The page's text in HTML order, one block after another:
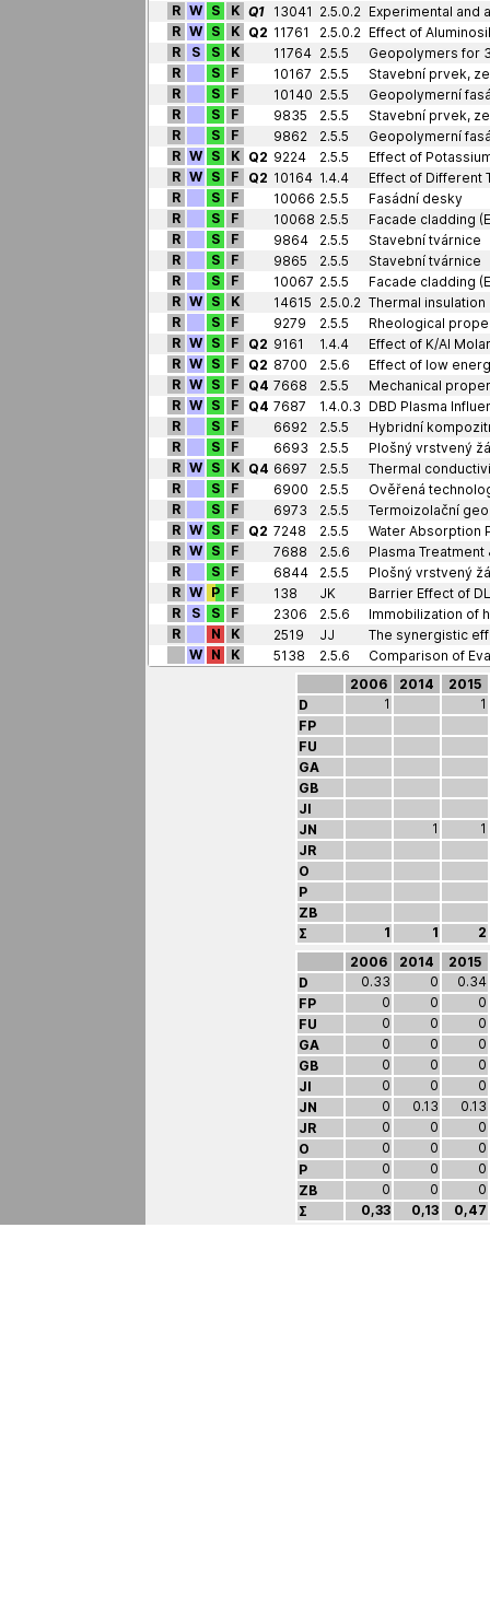
R W S K Q1 13041 2.5.0.2
R W S K Q2 11761
2.5.0.2
R
S S K 11764 2.5.5
Geopolymers for
R
S F 10167 2.5.5
Stavební prvek,
R
S F 10140 2.5.5
Geopolymerní
R
S F 9835 2.5.5
Stavební prvek,
R
S F 9862 2.5.5
Geopolymerní
R W S K Q2 9224
2.5.5
R W S F Q2 10164 1.4.4
R
S F 10066 2.5.5
Fasádní desky
R
S F 10068 2.5.5
Facade cladding
R
S F 9864 2.5.5
Stavební tvárnice
R
S F 9865 2.5.5
Stavební tvárnice
R
S F 10067 2.5.5
Facade cladding
R W S K 14615 2.5.0.2 Thermal
R
S F 9279 2.5.5
Rheological
R W S F Q2 9161
1.4.4
R W S F Q2 8700
2.5.6
R W S F Q4 7668 2.5.5
Mechanical
R W S F Q4 7687 1.4.0.3 DBD Plasma
R
S F 6692
2.5.5
R
S F 6693
2.5.5
R W S K Q4 6697 2.5.5
Thermal
R
S F 6900 2.5.5
Ověřená
R
S F 6973 2.5.5
Termoizolační
R W S F Q2 7248
2.5.5
R W S F 7688 2.5.6
Plasma
R
S F 6844
2.5.5
R W P F 138 JK
Barrier Effect of
R
S S F 2306 2.5.6
Immobilization of
R
N K 2519
JJ
W N K 5138 2.5.6
Comparison of
2006
2014
2015
D
1
1
FP
FU
GA
GB
JI
JN
1
1
JR
O
P
ZB
Σ
1 1
2
2006
2014
2015
D
0.33 0
0.34
FP
0 0
0
FU
0 0
0
GA
0 0
0
GB
0 0
0
JI
0 0
0
JN
0 0.13
0.13
JR
0 0
0
O
0 0
0
P
0 0
0
ZB
0 0
0
Σ
0,33 0,13 0,47